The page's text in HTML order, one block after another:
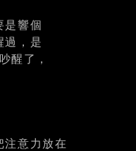
是響個
過，是
醒了，
注意力放在